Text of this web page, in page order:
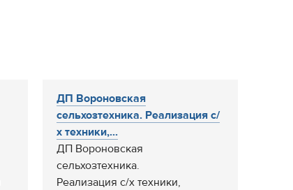
ДП Вороновская
сельхозтехника. Реализация с/
х техники,...
ДП Вороновская
сельхозтехника.
Реализация с/х техники,